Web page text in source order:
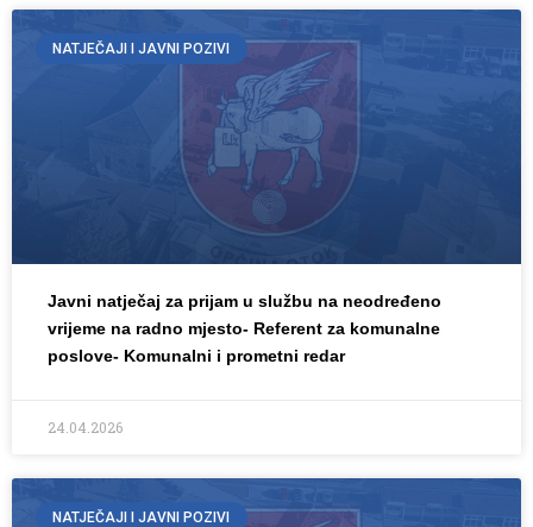
NATJEČAJI I JAVNI POZIVI
Javni natječaj za prijam u službu na neodređeno
vrijeme na radno mjesto- Referent za komunalne
poslove- Komunalni i prometni redar
24.04.2026
NATJEČAJI I JAVNI POZIVI